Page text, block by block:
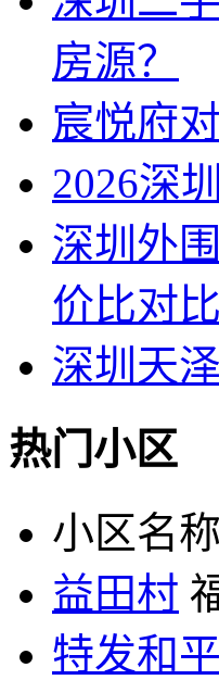
房源？
宸悦府
2026深
深圳外
价比对比
深圳天
热门小区
小区名称
益田村
特发和